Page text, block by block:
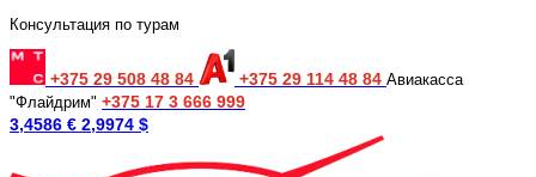
Консультация по турам
+375 29 508 48 84 +375 29 114 48 84 Авиакасса
"Флайдрим" +375 17 3 666 999
3,4586 € 2,9974 $